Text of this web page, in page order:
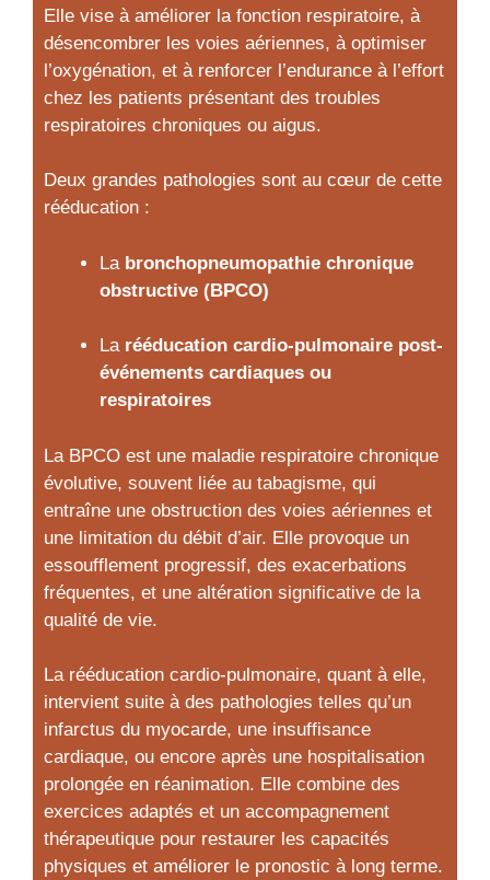
Elle vise à améliorer la fonction respiratoire, à
désencombrer les voies aériennes, à optimiser
l’oxygénation, et à renforcer l’endurance à l’effort
chez les patients présentant des troubles
respiratoires chroniques ou aigus.
Deux grandes pathologies sont au cœur de cette
rééducation :
La bronchopneumopathie chronique
obstructive (BPCO)
La rééducation cardio-pulmonaire post-
événements cardiaques ou
respiratoires
La BPCO est une maladie respiratoire chronique
évolutive, souvent liée au tabagisme, qui
entraîne une obstruction des voies aériennes et
une limitation du débit d’air. Elle provoque un
essoufflement progressif, des exacerbations
fréquentes, et une altération significative de la
qualité de vie.
La rééducation cardio-pulmonaire, quant à elle,
intervient suite à des pathologies telles qu’un
infarctus du myocarde, une insuffisance
cardiaque, ou encore après une hospitalisation
prolongée en réanimation. Elle combine des
exercices adaptés et un accompagnement
thérapeutique pour restaurer les capacités
physiques et améliorer le pronostic à long terme.